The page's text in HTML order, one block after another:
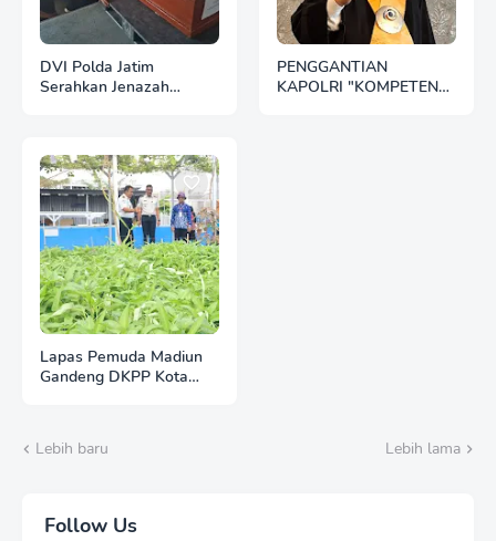
DVI Polda Jatim
Serahkan Jenazah
PENGGANTIAN
KAPOLRI "KOMPETENSI
Lapas Pemuda Madiun
Gandeng DKPP Kota
Lebih baru Lebih lama
Follow Us